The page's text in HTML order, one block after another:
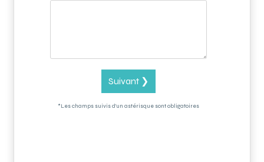
Suivant ❯
*Les champs suivis d'un astérisque sont obligatoires